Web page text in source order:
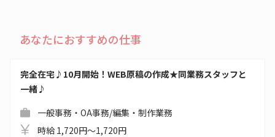
あなたにおすすめの仕事
完全在宅♪10月開始！WEB原稿の作成★同業務スタッフと
一緒♪
一般事務・OA事務/編集・制作業務
時給 1,720円～1,720円